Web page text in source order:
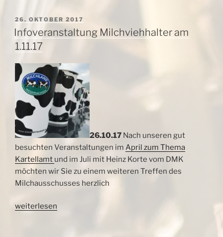
VERÖFFENTLICHT
AM
26. OKTOBER 2017
Infoveranstaltung Milchviehhalter am
1.11.17
26.10.17 Nach unseren gut
besuchten Veranstaltungen im April zum Thema
Kartellamt und im Juli mit Heinz Korte vom DMK
möchten wir Sie zu einem weiteren Treffen des
Milchausschusses herzlich
„Infoveranstaltung
weiterlesen